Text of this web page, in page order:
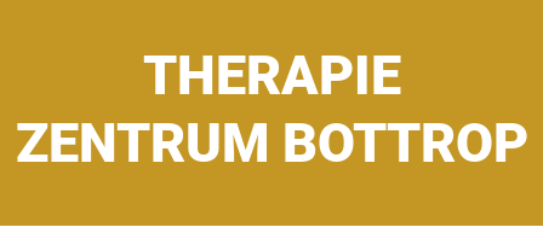
THERAPIE
ZENTRUM BOTTROP